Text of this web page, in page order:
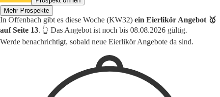
Mehr Prospekte
In Offenbach gibt es diese Woche (KW32) ein Eierlikör Angebot 🥇
auf Seite 13. 👆 Das Angebot ist noch bis 08.08.2026 gültig.
Werde benachrichtigt, sobald neue Eierlikör Angebote da sind.